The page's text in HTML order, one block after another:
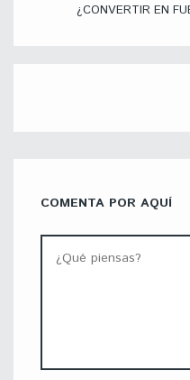
¿CONVERTIR EN
COMENTA POR AQUÍ